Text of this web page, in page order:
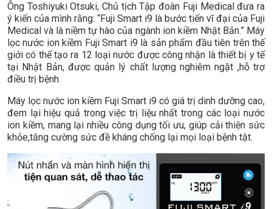
Ông Toshiyuki Otsuki, Chủ tịch Tập đoàn Fuji Medical đưa ra
ý kiến của mình rằng: “Fuji Smart i9 là bước tiến vĩ đại của Fuji
Medical và là niềm tự hào của ngành ion kiềm Nhật Bản.” Máy
lọc nước ion kiềm Fuji Smart i9 là sản phẩm đầu tiên trên thế
giới có thể tạo ra 12 loại nước được công nhận là thiết bị y tế
tại Nhật Bản, được quản lý chất lượng nghiêm ngặt ,hỗ trợ
điều trị bệnh.
Máy lọc nước ion kiềm Fuji Smart i9 có giá trị dinh dưỡng cao,
đem lại hiệu quả trong việc trị liệu nhất trong các loại nước
ion kiềm, mang lại nhiều công dụng tối ưu, giúp cải thiện sức
khỏe,tăng cường sức đề kháng chống lại mọi loại bệnh tật.